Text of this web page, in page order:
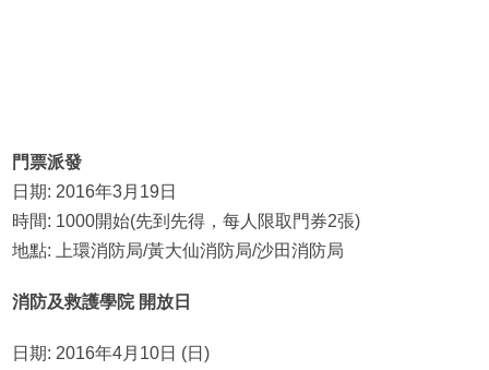
門票派發
日期: 2016年3月19日
時間: 1000開始(先到先得，每人限取門券2張)
地點: 上環消防局/黃大仙消防局/沙田消防局
消防及救護學院 開放日
日期: 2016年4月10日 (日)